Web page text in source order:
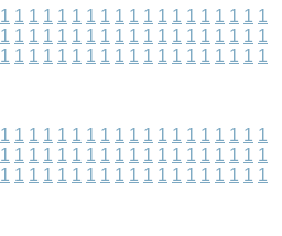
1 1 1 1 1 1 1 1 1 1 1 1 1 1 1 1 1 1 1
1 1 1 1 1 1 1 1 1 1 1 1 1 1 1 1 1 1 1
1 1 1 1 1 1 1 1 1 1 1 1 1 1 1 1 1 1 1
1 1 1 1 1 1 1 1 1 1 1 1 1 1 1 1 1 1 1
1 1 1 1 1 1 1 1 1 1 1 1 1 1 1 1 1 1 1
1 1 1 1 1 1 1 1 1 1 1 1 1 1 1 1 1 1 1